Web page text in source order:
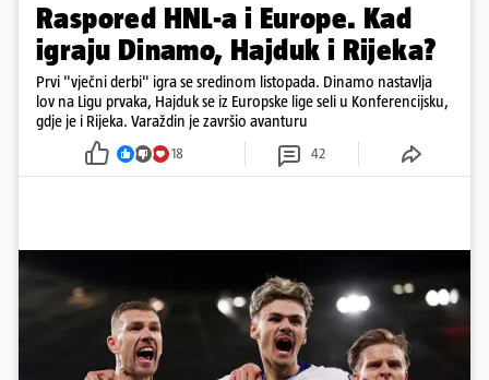
Raspored HNL-a i Europe. Kad
igraju Dinamo, Hajduk i Rijeka?
Prvi "vječni derbi" igra se sredinom listopada. Dinamo nastavlja
lov na Ligu prvaka, Hajduk se iz Europske lige seli u Konferencijsku,
gdje je i Rijeka. Varaždin je završio avanturu
18 42